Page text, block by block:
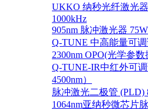
UKKO 纳秒光纤激光器
1000kHz
905nm 脉冲激光器
Q-TUNE 中高能量可
2300nm OPO(光学参
Q-TUNE-IR中红外可
4500nm）
脉冲激光二极管 (PLD)
1064nm亚纳秒微芯片